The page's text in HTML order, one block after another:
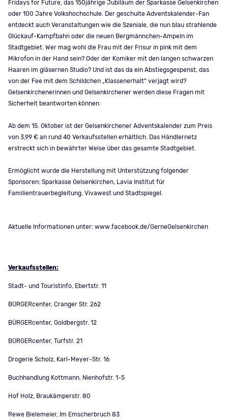
Fridays for Future, das 150jährige Jubiläum der Sparkasse Gelsenkirchen
oder 100 Jahre Volkshochschule. Der geschulte Adventskalender-Fan
entdeckt auch Veranstaltungen wie die Szeniale, die nun blau strahlende
Glückauf-Kampfbahn oder die neuen Bergmännchen-Ampeln im
Stadtgebiet. Wer mag wohl die Frau mit der Frisur in pink mit dem
Mikrofon in der Hand sein? Oder der Komiker mit den langen schwarzen
Haaren im gläsernen Studio? Und ist das da ein Abstiegsgespenst, das
von der Fee mit dem Schildchen „Klassenerhalt“ verjagt wird?
Gelsenkirchenerinnen und Gelsenkirchener werden diese Fragen mit
Sicherheit beantworten können.
Ab dem 15. Oktober ist der Gelsenkirchener Adventskalender zum Preis
von 3,99 € an rund 40 Verkaufsstellen erhältlich. Das Händlernetz
erstreckt sich in bewährter Weise über das gesamte Stadtgebiet.
Ermöglicht wurde die Herstellung mit Unterstützung folgender
Sponsoren: Sparkasse Gelsenkirchen, Lavia Institut für
Familientrauerbegleitung, Vivawest und Stadtspiegel.
Aktuelle Informationen unter: www.facebook.de/GerneGelsenkirchen
Verkaufsstellen:
Stadt- und Touristinfo, Ebertstr. 11
BÜRGERcenter, Cranger Str. 262
BÜRGERcenter, Goldbergstr. 12
BÜRGERcenter, Turfstr. 21
Drogerie Scholz, Karl-Meyer-Str. 16
Buchhandlung Kottmann, Nienhofstr. 1-5
Hof Holz, Braukämperstr. 80
Rewe Bielemeier, Im Emscherbruch 83